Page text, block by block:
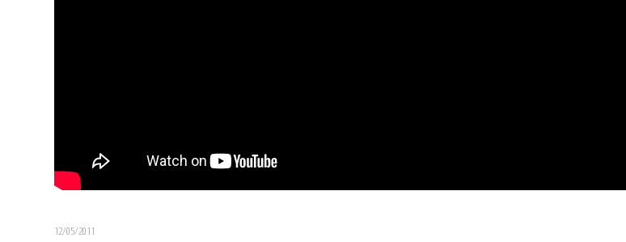
12/05/2011